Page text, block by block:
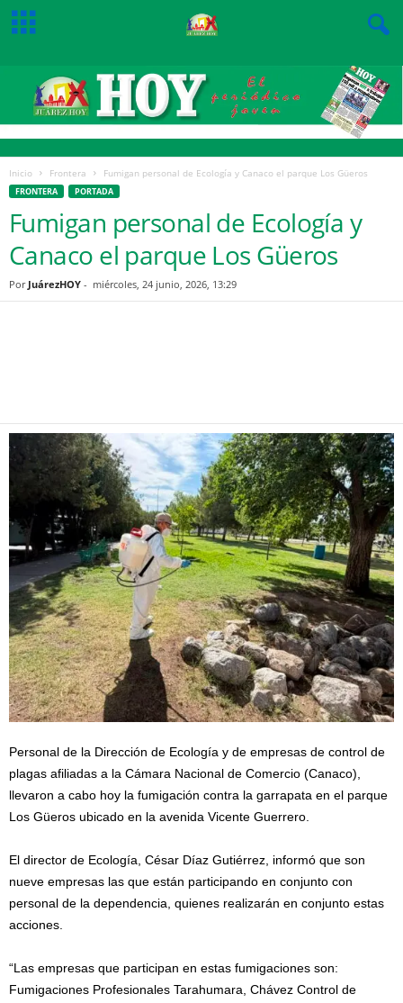
Inicio Frontera Fumigan personal de Ecología y Canaco el parque Los Güeros
FRONTERA PORTADA
Fumigan personal de Ecología y
Canaco el parque Los Güeros
Por JuárezHOY - miércoles, 24 junio, 2026, 13:29
Personal de la Dirección de Ecología y de empresas de control de
plagas afiliadas a la Cámara Nacional de Comercio (Canaco),
llevaron a cabo hoy la fumigación contra la garrapata en el parque
Los Güeros ubicado en la avenida Vicente Guerrero.
El director de Ecología, César Díaz Gutiérrez, informó que son
nueve empresas las que están participando en conjunto con
personal de la dependencia, quienes realizarán en conjunto estas
acciones.
“Las empresas que participan en estas fumigaciones son:
Fumigaciones Profesionales Tarahumara, Chávez Control de